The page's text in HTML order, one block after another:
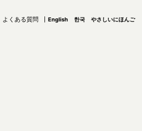
よくある質問 English 한국 やさしいにほんご